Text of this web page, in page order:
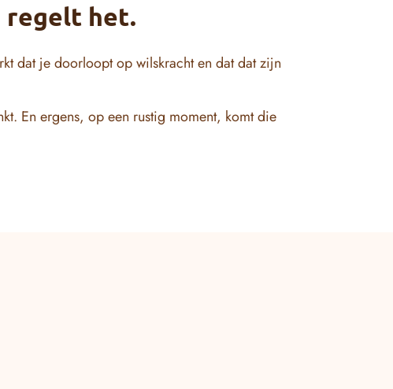
regelt het.
dat je doorloopt op wilskracht en dat dat zijn
En ergens, op een rustig moment, komt die